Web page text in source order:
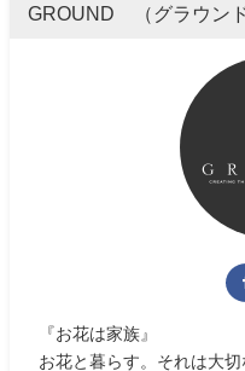
GROUND （グラウンド
『お花は家族』
お花と暮らす。それは大切